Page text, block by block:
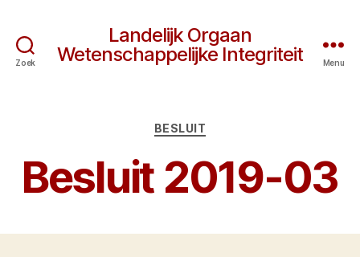
Zoek
Landelijk Orgaan
Wetenschappelijke Integriteit
Menu
Categorieën
BESLUIT
Besluit 2019-03